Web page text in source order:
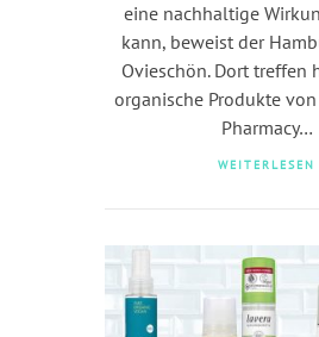
eine nachhaltige
kann, beweist der
Ovieschön. Dort treffen
organische Produkte
Pharmacy…
WEITERLESEN